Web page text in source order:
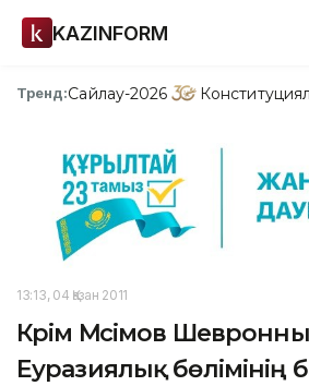
KAZINFORM
Тренд:Сайлау-2026
13:13, 04 Қазан 2011
Кәрім Мәсімов
Еуразиялық бөлімінің